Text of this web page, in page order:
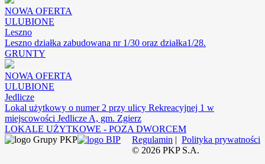
NOWA OFERTA
ULUBIONE
Leszno
Leszno działka zabudowana nr 1/30 oraz działka1/28.
GRUNTY
NOWA OFERTA
ULUBIONE
Jedlicze
Lokal użytkowy o numer 2 przy ulicy Rekreacyjnej 1 w
miejscowości Jedlicze A, gm. Zgierz
LOKALE UŻYTKOWE - POZA DWORCEM
Regulamin | Polityka prywatności
© 2026 PKP S.A.